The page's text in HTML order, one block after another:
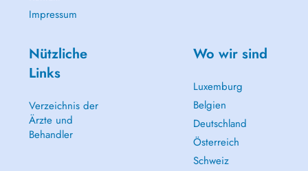
Impressum
Nützliche
Links
Verzeichnis der
Ärzte und
Behandler
Wo wir sind
Luxemburg
Belgien
Deutschland
Österreich
Schweiz